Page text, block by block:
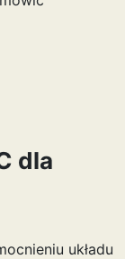
dla
układu